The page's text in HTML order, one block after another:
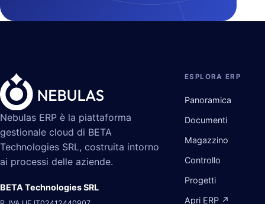
Nebulas ERP è la piattaforma
gestionale cloud di BETA
Technologies SRL, costruita intorno
ai processi delle aziende.
BETA Technologies SRL
ESPLORA ERP
Panoramica
Documenti
Magazzino
Controllo
Progetti
Apri ERP ↗